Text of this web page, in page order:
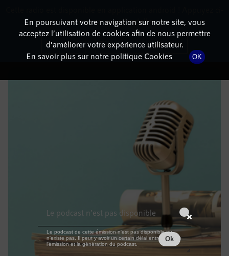
DÉTAILS DE L'ÉPISODE
24 novembre 2022à 6h59, durée : Invalid date
En poursuivant votre navigation sur notre site, vous
acceptez l’utilisation de cookies afin de nous permettre
d’améliorer votre expérience utilisateur.
En savoir plus sur notre politique Cookies
OK
dessous pour l'installer.
Non merci Télécharger l'application
Le podcast n'est pas disponible
Le podcast de cette émission n'est pas disponible ou
n'existe pas. Il peut y avoir un certain délai entre la fin de
l'émission et la génération du podcast.
Ok